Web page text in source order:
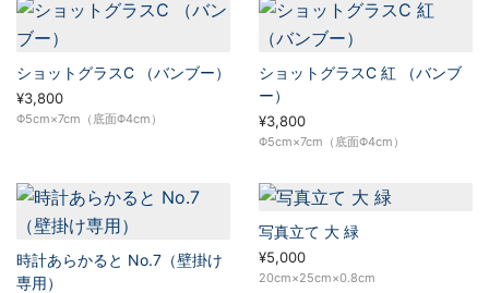
ショットグラスC （バンブー）
¥3,800
Φ5cm×7cm（底面Φ4cm）
ショットグラスC 紅 （バンブ
ー）
¥3,800
Φ5cm×7cm（底面Φ4cm）
時計あらかると No.7（壁掛け
専用）
写真立て 大 緑
¥5,000
20cm×25cm×0.8cm